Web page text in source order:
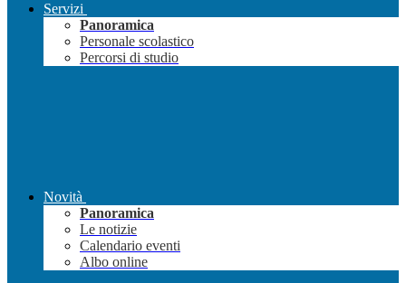
Servizi
Panoramica
Personale scolastico
Percorsi di studio
Novità
Panoramica
Le notizie
Calendario eventi
Albo online